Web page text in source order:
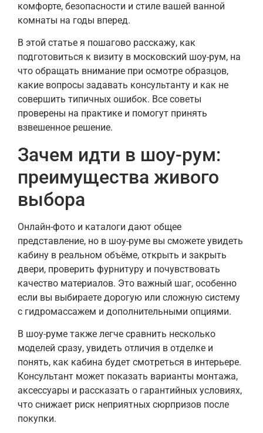
комфорте, безопасности и стиле вашей ванной
комнаты на годы вперед.
В этой статье я пошагово расскажу, как
подготовиться к визиту в московский шоу-рум, на
что обращать внимание при осмотре образцов,
какие вопросы задавать консультанту и как не
совершить типичных ошибок. Все советы
проверены на практике и помогут принять
взвешенное решение.
Зачем идти в шоу-рум:
преимущества живого
выбора
Онлайн-фото и каталоги дают общее
представление, но в шоу-руме вы сможете увидеть
кабину в реальном объёме, открыть и закрыть
двери, проверить фурнитуру и почувствовать
качество материалов. Это важный шаг, особенно
если вы выбираете дорогую или сложную систему
с гидромассажем и дополнительными опциями.
В шоу-руме также легче сравнить несколько
моделей сразу, увидеть отличия в отделке и
понять, как кабина будет смотреться в интерьере.
Консультант может показать варианты монтажа,
аксессуары и рассказать о гарантийных условиях,
что снижает риск неприятных сюрпризов после
покупки.